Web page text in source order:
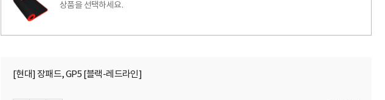
상품을 선택하세요.
[현대] 장패드, GP5 [블랙-레드라인]